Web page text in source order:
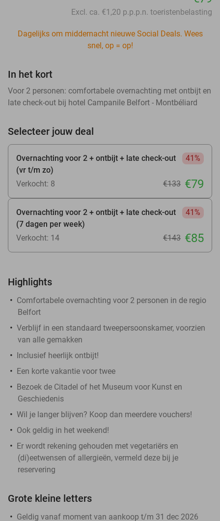
Excl. ca. €1,20 p.p.p.n. toeristenbelasting
Dagelijks om middernacht nieuwe Social Deals. Wees
snel, op = op!
In het kort
Voor 2 personen: comfortabele overnachting met ontbijt en
late check-out bij hotel Campanile Belfort - Montbéliard
Selecteer jouw deal
Overnachting voor 2 + ontbijt + late check-out
(vr t/m zo)
41%
Verkocht: 8 €133 €79
Overnachting voor 2 + ontbijt + late check-out
(7 dagen per week)
41%
Verkocht: 14 €143 €85
Highlights
Comfortabele overnachting voor 2 personen in de regio
Belfort
Verblijf in een standaard tweepersoonskamer, voorzien
van alle gemakken
Inclusief heerlijk ontbijt!
Een korte vakantie voor twee
Bezoek de Citadel of het Museum voor Kunst en
Geschiedenis
Wil je langer blijven? Koop dan meerdere vouchers!
Ook geldig in het weekend!
Er wordt rekening gehouden met vegetariërs en
(di)eetwensen of allergieën, vermeld deze bij je
reservering
Grote kleine letters
Geldig vanaf moment van aankoop t/m 31 dec 2026